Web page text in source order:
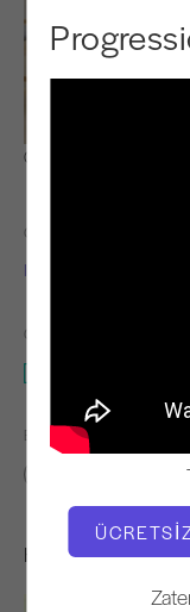
Gözlemle ve Öğren
ÖĞRETMEN
Inelia Garcia
GEREKLI EKIPMAN
BENZER SINIFLARI
Hoşunuza